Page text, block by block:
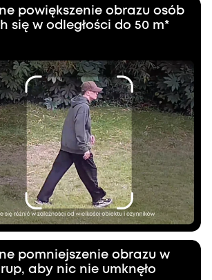
powiększenie obrazu osób
się w odległości do 50 m*
pomniejszenie obrazu w
aby nic nie umknęło